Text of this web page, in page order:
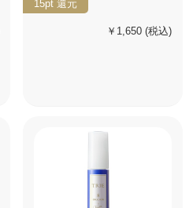
15pt 還元
￥1,650 (税込)